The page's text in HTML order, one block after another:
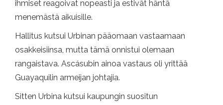
ihmiset reagoivat nopeasti ja estivät häntä
menemästä aikuisille.
Hallitus kutsui Urbinan pääomaan vastaamaan
osakkeisiinsa, mutta tämä onnistui olemaan
rangaistava. Ascásubin ainoa vastaus oli yrittää
Guayaquilin armeijan johtajia.
Sitten Urbina kutsui kaupungin suositun